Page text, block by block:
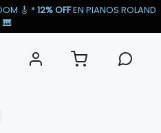
🎸​ *12% OFFEN PIANOS ROLAND
🎹​